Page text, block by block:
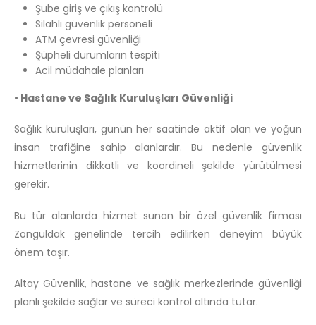
Şube giriş ve çıkış kontrolü
Silahlı güvenlik personeli
ATM çevresi güvenliği
Şüpheli durumların tespiti
Acil müdahale planları
• Hastane ve Sağlık Kuruluşları Güvenliği
Sağlık kuruluşları, günün her saatinde aktif olan ve yoğun
insan trafiğine sahip alanlardır. Bu nedenle güvenlik
hizmetlerinin dikkatli ve koordineli şekilde yürütülmesi
gerekir.
Bu tür alanlarda hizmet sunan bir özel güvenlik firması
Zonguldak genelinde tercih edilirken deneyim büyük
önem taşır.
Altay Güvenlik, hastane ve sağlık merkezlerinde güvenliği
planlı şekilde sağlar ve süreci kontrol altında tutar.